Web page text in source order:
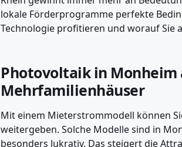
lokale Förderprogramme perfekte
Technologie profitieren und worauf Sie
Photovoltaik in Monheim
Mehrfamilienhäuser
Mit einem Mieterstrommodell können
weitergeben. Solche Modelle sind in
besonders lukrativ. Das steigert die